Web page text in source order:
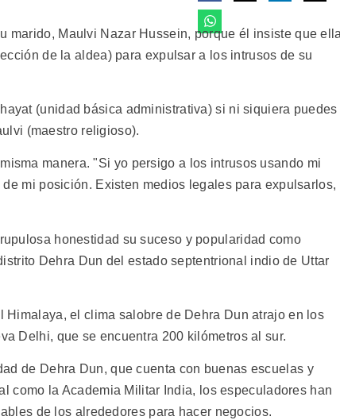
marido, Maulvi Nazar Hussein, porque él insiste que
de la aldea) para expulsar a los intrusos de su
(unidad básica administrativa) si ni siquiera puedes
(maestro religioso).
manera. "Si yo persigo a los intrusos usando mi
mi posición. Existen medios legales para expulsarlos,
honestidad su suceso y popularidad como
Dehra Dun del estado septentrional indio de Uttar
el clima salobre de Dehra Dun atrajo en los
Delhi, que se encuentra 200 kilómetros al sur.
de Dehra Dun, que cuenta con buenas escuelas y
como la Academia Militar India, los especuladores han
de los alrededores para hacer negocios.